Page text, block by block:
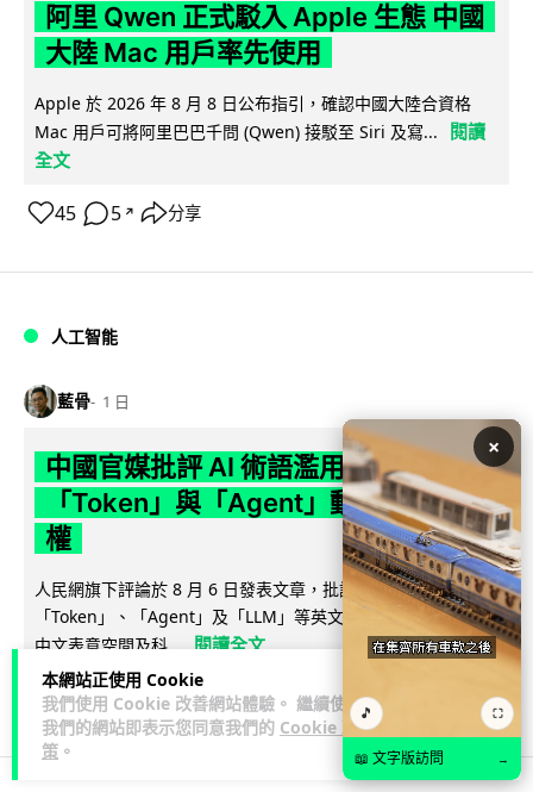
本網站正使用 Cookie
我們使用 Cookie 改善網站體驗。 繼續使用
我們的網站即表示您同意我們的 Cookie 政
策 。
阿里 Qwen 正式駁入 Apple 生態 中國
大陸 Mac 用戶率先使用
Apple 於 2026 年 8 月 8 日公布指引，確認中國大陸合資格
Mac 用戶可將阿里巴巴千問 (Qwen) 接駁至 Siri 及寫...
閱讀
全文
45 5 ↗ 分享
人工智能
藍骨 1 日
中國官媒批評 AI 術語濫用英文 稱
「Token」與「Agent」動搖科技話語
權
人民網旗下評論於 8 月 6 日發表文章，批評中國廣泛使用
「Token」、「Agent」及「LLM」等英文術語，認為做法侵蝕
中文表意空間及科... 閱讀全文
790 341 ↗ 分享
×
🎵 ⛶
📖 文字版訪問 →